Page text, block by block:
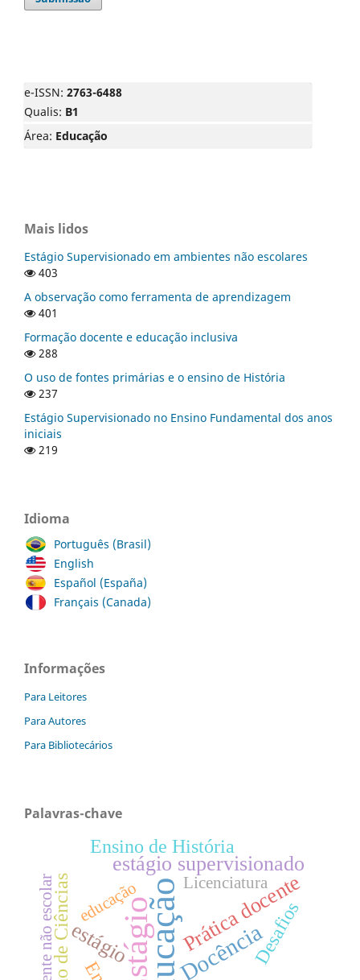
e-ISSN: 2763-6488
Qualis: B1
Área: Educação
Mais lidos
Estágio Supervisionado em ambientes não escolares
403
A observação como ferramenta de aprendizagem
401
Formação docente e educação inclusiva
288
O uso de fontes primárias e o ensino de História
237
Estágio Supervisionado no Ensino Fundamental dos anos
iniciais
219
Idioma
Português (Brasil)
English
Español (España)
Français (Canada)
Informações
Para Leitores
Para Autores
Para Bibliotecários
Palavras-chave
Educação
Estágio Docência
estágio supervisionado
Prática docente
estágio
Ensino de Ciências
Ensino de História
Desafios
Ambiente não escolar educação Licenciatura